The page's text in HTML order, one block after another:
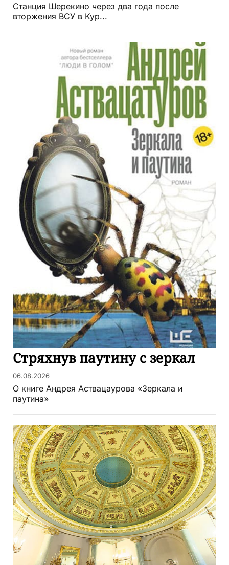
Станция Шерекино через два года после
вторжения ВСУ в Кур...
Стряхнув паутину с зеркал
06.08.2026
О книге Андрея Аствацаурова «Зеркала и
паутина»